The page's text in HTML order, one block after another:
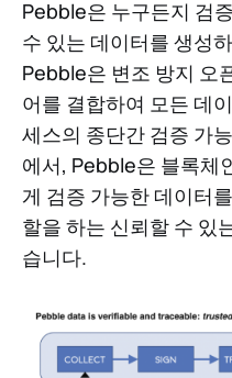
Pebble은 누구든지 검
수 있는 데이터를 생성
Pebble은 변조 방지 오
어를 결합하여 모든 데
세스의 종단간 검증 가
에서, Pebble은 블록체
게 검증 가능한 데이터
할을 하는 신뢰할 수 있
습니다.